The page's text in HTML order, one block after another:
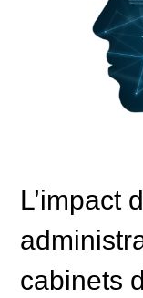
L’impact
cabinets